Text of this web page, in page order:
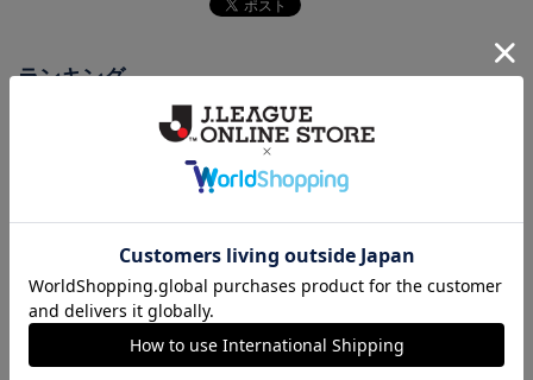
ランキング
2026/27オーセンティッ
クユニフォーム(FP1st/半
22,000円～26,730円
2026/27オーセンティッ
クユニフォーム(FP2nd/半
NEW ERA スマートパッ
ク